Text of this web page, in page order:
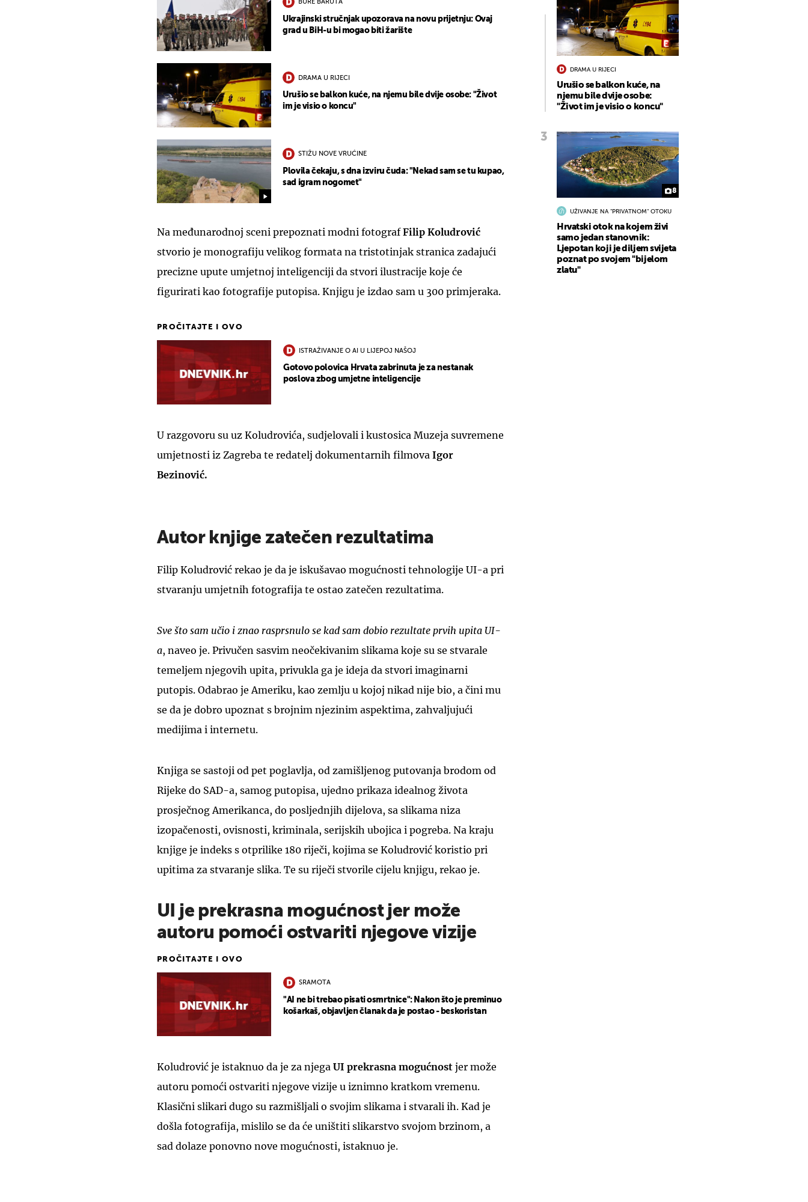
BURE BARUTA
Ukrajinski stručnjak upozorava na novu prijetnju: Ovaj
grad u BiH-u bi mogao biti žarište
DRAMA U RIJECI
Urušio se balkon kuće, na njemu bile dvije osobe: "Život
im je visio o koncu"
STIŽU NOVE VRUĆINE
Plovila čekaju, s dna izviru čuda: "Nekad sam se tu kupao,
sad igram nogomet"
Na međunarodnoj sceni prepoznati modni fotografFilip Koludrović
stvorio je monografiju velikog formata na tristotinjak stranica zadajući
precizne upute umjetnoj inteligenciji da stvori ilustracije koje će
figurirati kao fotografije putopisa. Knjigu je izdao sam u 300 primjeraka.
PROČITAJTE I OVO
ISTRAŽIVANJE O AI U LIJEPOJ NAŠOJ
Gotovo polovica Hrvata zabrinuta je za nestanak
poslova zbog umjetne inteligencije
U razgovoru su uz Koludrovića, sudjelovali i kustosica Muzeja suvremene
umjetnosti iz Zagreba te redatelj dokumentarnih filmova Igor
Bezinović.
Autor knjige zatečen rezultatima
Filip Koludrović rekao je da je iskušavao mogućnosti tehnologije UI-a pri
stvaranju umjetnih fotografija te ostao zatečen rezultatima.
Sve što sam učio i znao rasprsnulo se kad sam dobio rezultate prvih upita UI-
a, naveo je. Privučen sasvim neočekivanim slikama koje su se stvarale
temeljem njegovih upita, privukla ga je ideja da stvori imaginarni
putopis. Odabrao je Ameriku, kao zemlju u kojoj nikad nije bio, a čini mu
se da je dobro upoznat s brojnim njezinim aspektima, zahvaljujući
medijima i internetu.
Knjiga se sastoji od pet poglavlja, od zamišljenog putovanja brodom od
Rijeke do SAD-a, samog putopisa, ujedno prikaza idealnog života
prosječnog Amerikanca, do posljednjih dijelova, sa slikama niza
izopačenosti, ovisnosti, kriminala, serijskih ubojica i pogreba. Na kraju
knjige je indeks s otprilike 180 riječi, kojima se Koludrović koristio pri
upitima za stvaranje slika. Te su riječi stvorile cijelu knjigu, rekao je.
UI je prekrasna mogućnost jer može
autoru pomoći ostvariti njegove vizije
PROČITAJTE I OVO
SRAMOTA
"AI ne bi trebao pisati osmrtnice": Nakon što je preminuo
košarkaš, objavljen članak da je postao - beskoristan
Koludrović je istaknuo da je za njega UI prekrasna mogućnost jer može
autoru pomoći ostvariti njegove vizije u iznimno kratkom vremenu.
Klasični slikari dugo su razmišljali o svojim slikama i stvarali ih. Kad je
došla fotografija, mislilo se da će uništiti slikarstvo svojom brzinom, a
sad dolaze ponovno nove mogućnosti, istaknuo je.
DRAMA U RIJECI
Urušio se balkon kuće, na
njemu bile dvije osobe:
"Život im je visio o koncu"
8
UŽIVANJE NA "PRIVATNOM" OTOKU
Hrvatski otok na kojem živi
samo jedan stanovnik:
Ljepotan koji je diljem svijeta
poznat po svojem "bijelom
zlatu"